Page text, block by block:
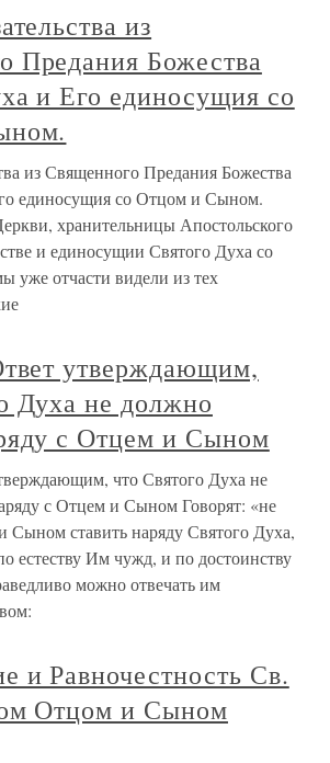
из
Предания Божества
и Его единосущия со
из Священного Предания Божества
единосущия со Отцом и Сыном.
хранительницы Апостольского
и единосущии Святого Духа со
отчасти видели из тех
утверждающим,
Духа не должно
с Отцем и Сыном
что Святого Духа не
с Отцем и Сыном Говорят: «не
Сыном ставить наряду Святого Духа,
естеству Им чужд, и по достоинству
можно отвечать им
и Равночестность Св.
Отцом и Сыном